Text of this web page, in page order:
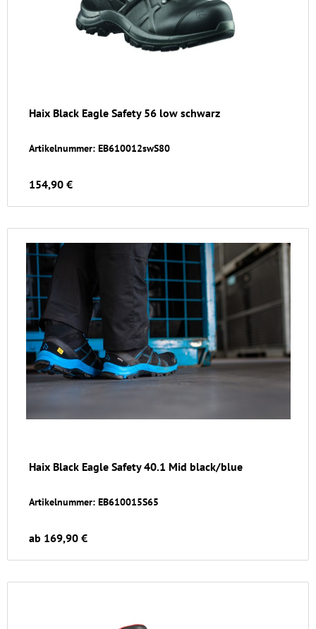
Haix Black Eagle Safety 56 low schwarz
Artikelnummer: EB610012swS80
154,90 €
Haix Black Eagle Safety 40.1 Mid black/blue
Artikelnummer: EB610015S65
ab 169,90 €